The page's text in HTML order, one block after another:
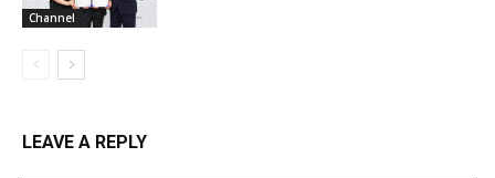
Channel
LEAVE A REPLY